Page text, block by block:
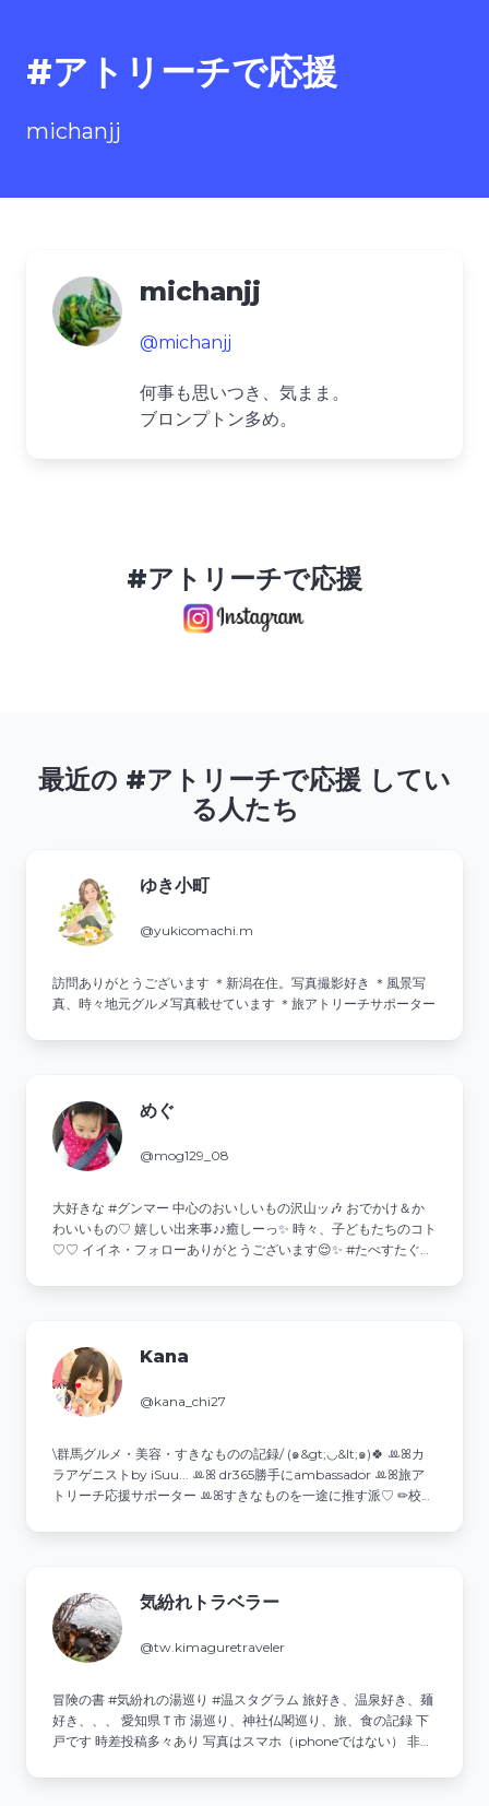
#アトリーチで応援
michanjj
michanjj
@michanjj
何事も思いつき、気まま。
ブロンプトン多め。
#アトリーチで応援
最近の #アトリーチで応援 してい
る人たち
ゆき小町
@yukicomachi.m
訪問ありがとうございます ＊新潟在住。写真撮影好き ＊風景写
真、時々地元グルメ写真載せています ＊旅アトリーチサポーター
めぐ
@mog129_08
大好きな #グンマー 中心の⁡おいしいもの沢山ッ🎶 おでかけ＆か
わいいもの♡ 嬉しい出来事♪♪癒しーっ✨ 時々⁡、子どもたちのコト
♡♡ イイネ・フォローありがとうございます😌✨ #たべすたぐら
Kana
@kana_chi27
\群馬グルメ・美容・すきなものの記録/ (๑&gt;◡&lt;๑)🍀 ꔛꕤカ
ラアゲニストby iSuu... ꔛꕤ dr365勝手にambassador ꔛꕤ旅ア
トリーチ応援サポーター ꔛꕤすきなものを一途に推す派♡ ✏︎校正
気紛れトラベラー
@tw.kimaguretraveler
冒険の書 #気紛れの湯巡り #温スタグラム 旅好き、温泉好き、麺
好き、、、 愛知県Ｔ市 湯巡り、神社仏閣巡り、旅、食の記録 下
戸です 時差投稿多々あり 写真はスマホ（iphoneではない） 非公
巡り #気紛れが食す #気紛れが巡る